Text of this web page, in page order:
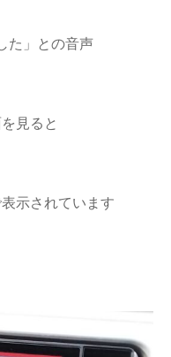
た」との音声
見ると
示されています